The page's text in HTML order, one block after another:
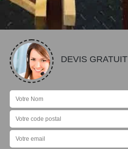
DEVIS GRATUIT